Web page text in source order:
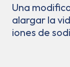
Una
alargar la
iones de